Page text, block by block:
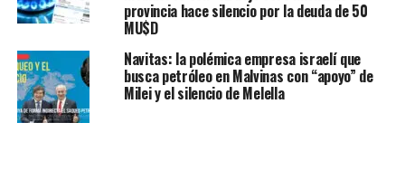
provincia hace silencio por la deuda de 50
MU$D
Navitas: la polémica empresa israelí que
busca petróleo en Malvinas con “apoyo” de
Milei y el silencio de Melella